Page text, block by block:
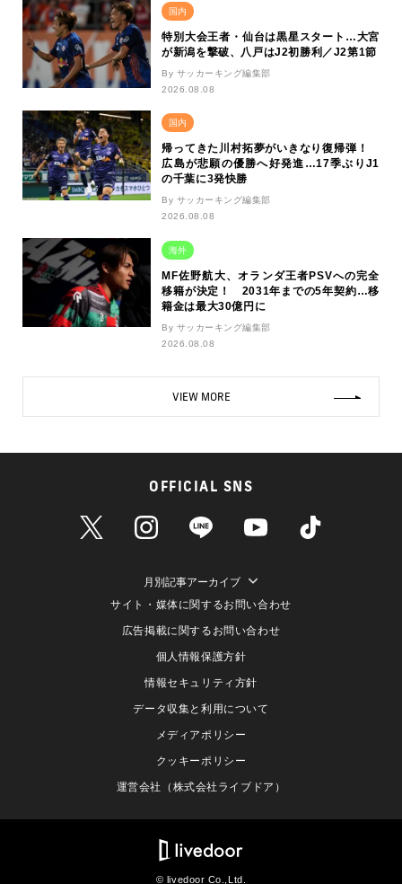
国内
特別大会王者・仙台は黒星スタート…大宮
が新潟を撃破、八戸はJ2初勝利／J2第1節
By サッカーキング編集部
2026.08.08
国内
帰ってきた川村拓夢がいきなり復帰弾！
広島が悲願の優勝へ好発進…17季ぶりJ1
の千葉に3発快勝
By サッカーキング編集部
2026.08.08
海外
MF佐野航大、オランダ王者PSVへの完全
移籍が決定！ 2031年までの5年契約…移
籍金は最大30億円に
By サッカーキング編集部
2026.08.08
VIEW MORE
OFFICIAL SNS
月別記事アーカイブ
サイト・媒体に関するお問い合わせ
広告掲載に関するお問い合わせ
個人情報保護方針
情報セキュリティ方針
データ収集と利用について
メディアポリシー
クッキーポリシー
運営会社（株式会社ライブドア）
© livedoor Co.,Ltd.